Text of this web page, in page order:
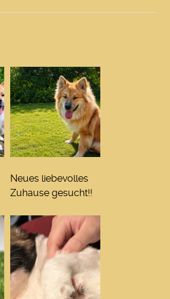
Neues liebevolles
Zuhause gesucht!!